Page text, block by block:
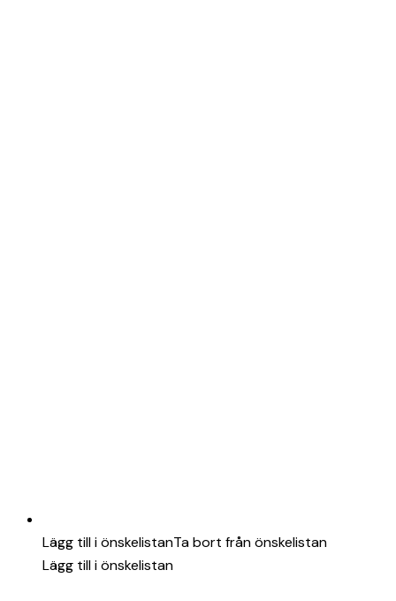
Lägg till i önskelistanTa bort från önskelistan
Lägg till i önskelistan